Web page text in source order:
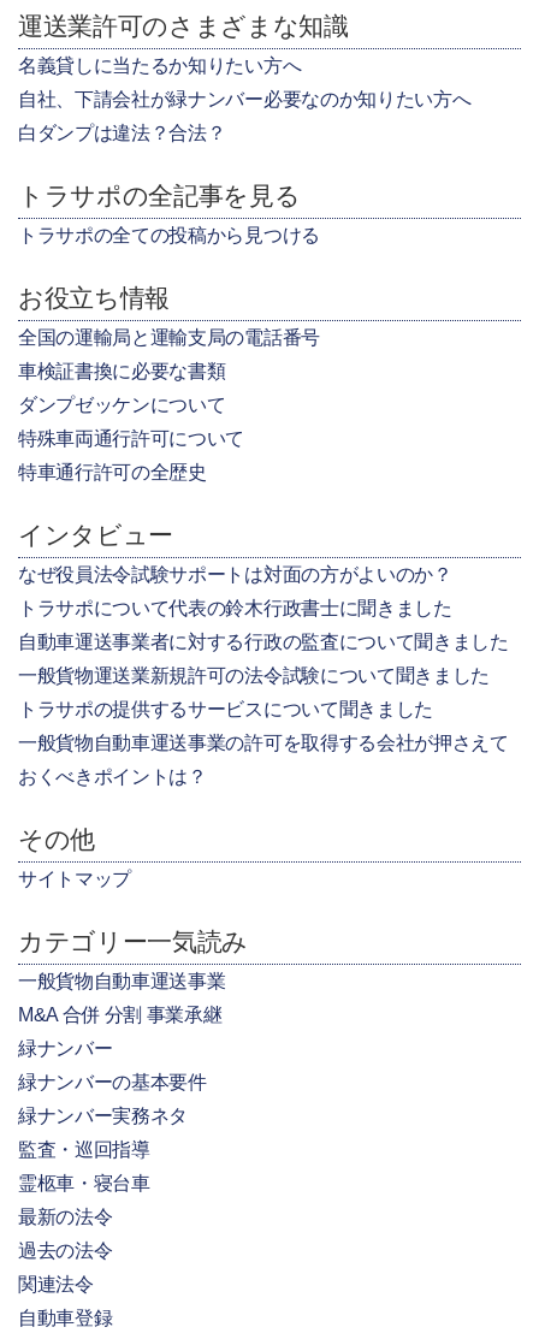
運送業許可のさまざまな知識
名義貸しに当たるか知りたい方へ
自社、下請会社が緑ナンバー必要なのか知りたい方へ
白ダンプは違法？合法？
トラサポの全記事を見る
トラサポの全ての投稿から見つける
お役立ち情報
全国の運輸局と運輸支局の電話番号
車検証書換に必要な書類
ダンプゼッケンについて
特殊車両通行許可について
特車通行許可の全歴史
インタビュー
なぜ役員法令試験サポートは対面の方がよいのか？
トラサポについて代表の鈴木行政書士に聞きました
自動車運送事業者に対する行政の監査について聞きました
一般貨物運送業新規許可の法令試験について聞きました
トラサポの提供するサービスについて聞きました
一般貨物自動車運送事業の許可を取得する会社が押さえて
おくべきポイントは？
その他
サイトマップ
カテゴリー一気読み
一般貨物自動車運送事業
M&A 合併 分割 事業承継
緑ナンバー
緑ナンバーの基本要件
緑ナンバー実務ネタ
監査・巡回指導
霊柩車・寝台車
最新の法令
過去の法令
関連法令
自動車登録